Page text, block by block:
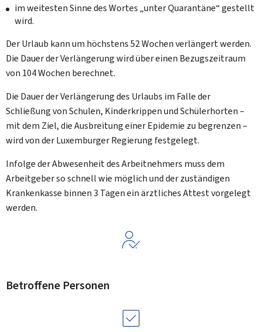
im weitesten Sinne des Wortes „unter Quarantäne“ gestellt
wird.
Der Urlaub kann um höchstens 52 Wochen verlängert werden.
Die Dauer der Verlängerung wird über einen Bezugszeitraum
von 104 Wochen berechnet.
Die Dauer der Verlängerung des Urlaubs im Falle der
Schließung von Schulen, Kinderkrippen und Schülerhorten –
mit dem Ziel, die Ausbreitung einer Epidemie zu begrenzen –
wird von der Luxemburger Regierung festgelegt.
Infolge der Abwesenheit des Arbeitnehmers muss dem
Arbeitgeber so schnell wie möglich und der zuständigen
Krankenkasse binnen 3 Tagen ein ärztliches Attest vorgelegt
werden.
Betroffene Personen